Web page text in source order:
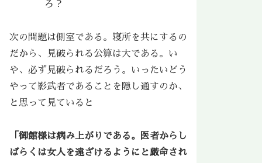
ろ？
次の問題は側室である。寝所を共にするの
だから、見破られる公算は大である。い
や、必ず見破られるだろう。いったいどう
やって影武者であることを隠し通すのか、
と思って見ていると
「御館様は病み上がりである。医者からし
ばらくは女人を遠ざけるようにと厳命され